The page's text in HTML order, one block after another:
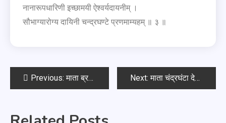
नानारूपधारिणी इच्छामयी ऐश्वर्यदायनीम् ।
सौभाग्यारोग्य दायिनी चन्द्रघण्टे प्रणमाम्यहम् ॥ ३ ॥
Previous: माता ब्रह्माचारिणी स्तोत्र Next: माता चंद्रघंटा देवी कवच